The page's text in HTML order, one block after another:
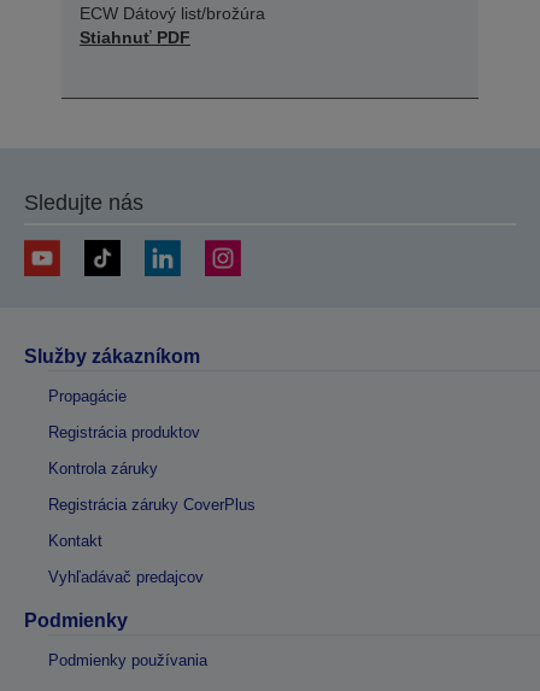
ECW Dátový list/brožúra
Stiahnuť PDF
Sledujte nás
Služby zákazníkom
Propagácie
Registrácia produktov
Kontrola záruky
Registrácia záruky CoverPlus
Kontakt
Vyhľadávač predajcov
Podmienky
Podmienky používania